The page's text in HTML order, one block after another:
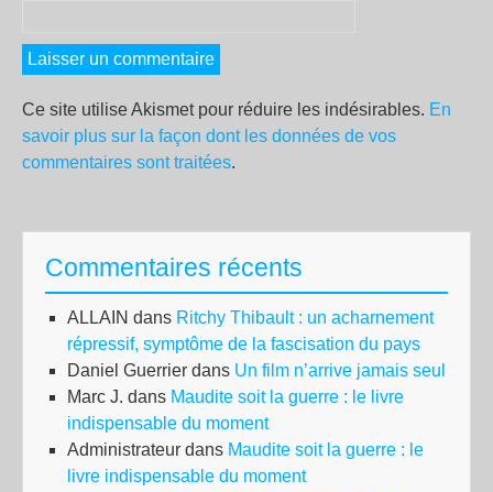
Ce site utilise Akismet pour réduire les indésirables. En
savoir plus sur la façon dont les données de vos
commentaires sont traitées.
Commentaires récents
ALLAIN dans Ritchy Thibault : un acharnement
répressif, symptôme de la fascisation du pays
Daniel Guerrier dans Un film n’arrive jamais seul
Marc J. dans Maudite soit la guerre : le livre
indispensable du moment
Administrateur dans Maudite soit la guerre : le
livre indispensable du moment